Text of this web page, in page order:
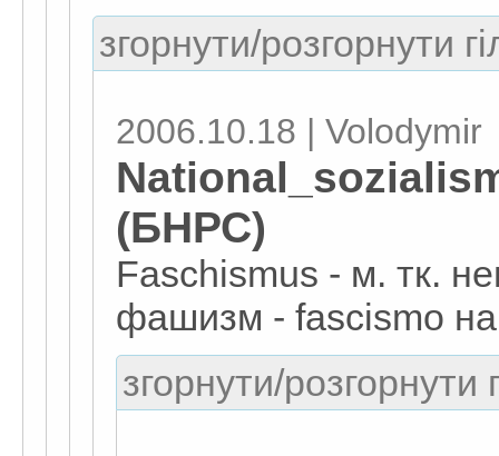
згорнути/розгорнути
2006.10.18 | Volodymir
(БНРС)
Faschismus - м. тк.
фашизм - fascismo на
згорнути/розгорнути